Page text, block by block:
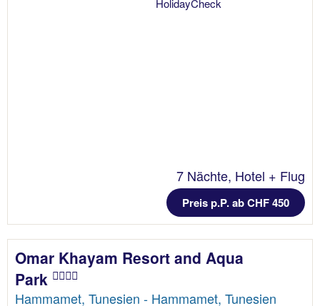
7 Nächte, Hotel + Flug
Preis p.P. ab CHF 450
Omar Khayam Resort and Aqua
Park
Hammamet, Tunesien - Hammamet, Tunesien